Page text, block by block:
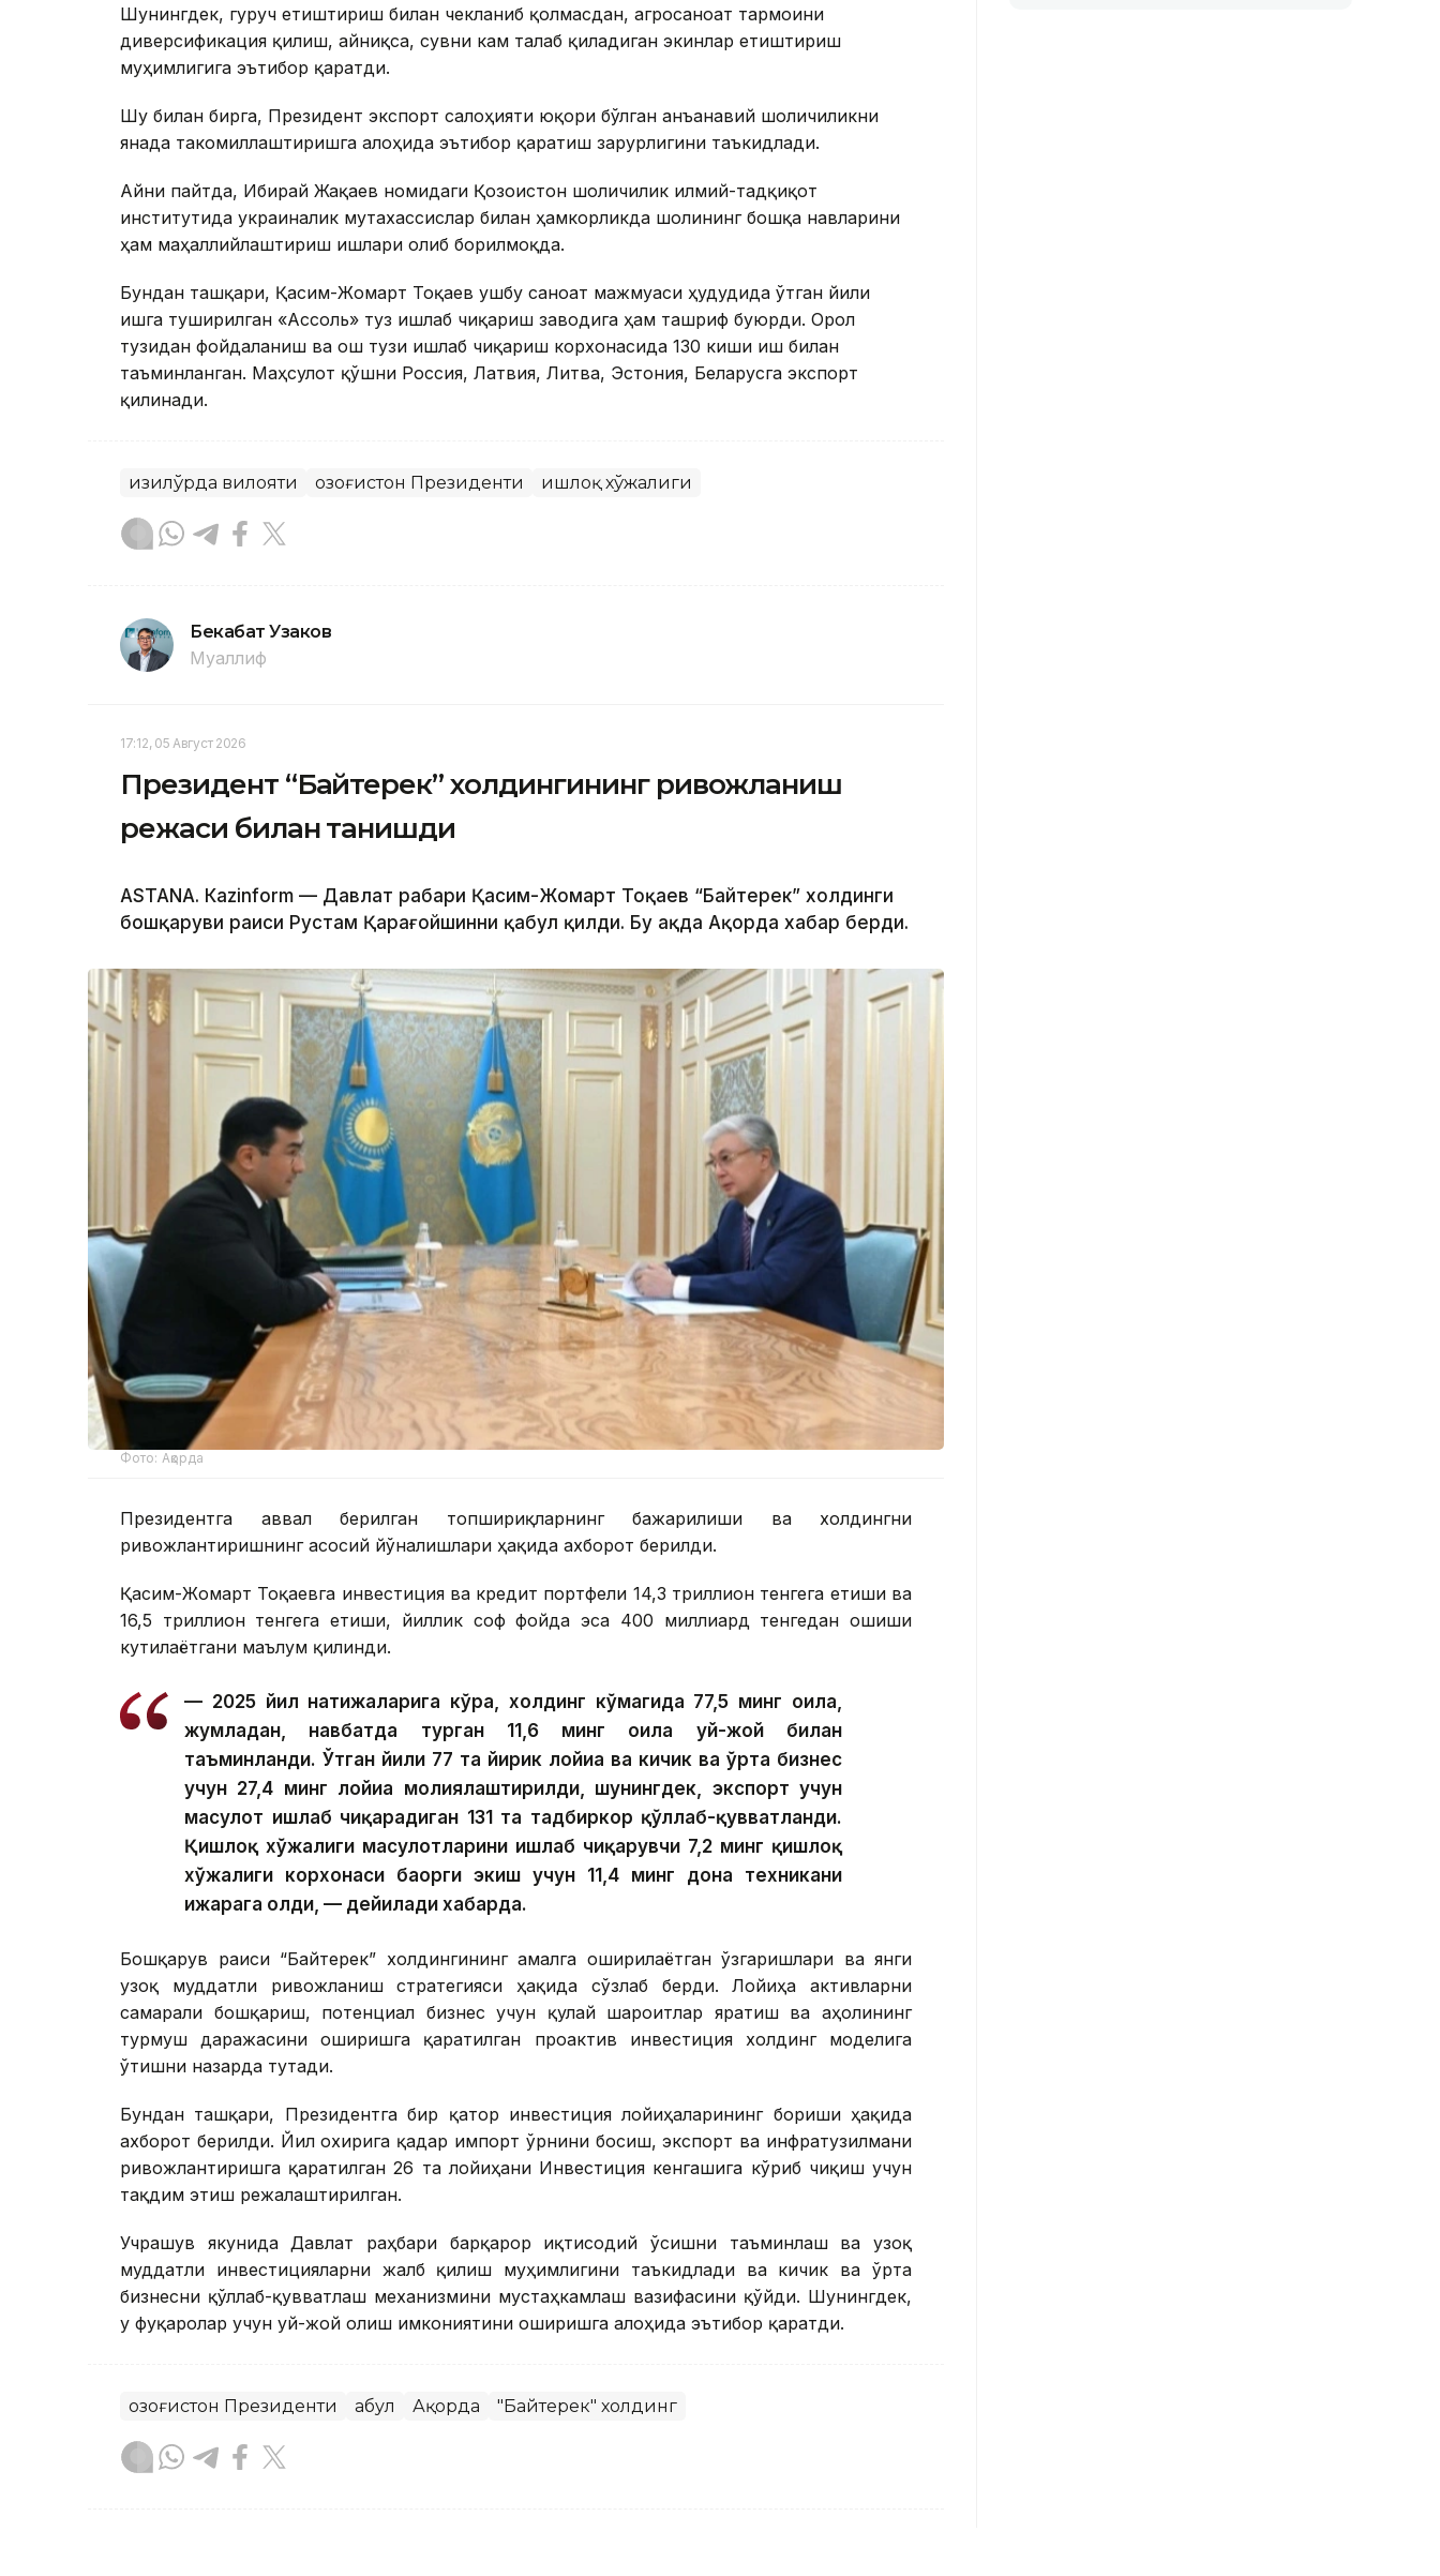
Шунингдек, гуруч етиштириш билан чекланиб қолмасдан, агросаноат тармоғини
диверсификация қилиш, айниқса, сувни кам талаб қиладиган экинлар етиштириш
муҳимлигига эътибор қаратди.
Шу билан бирга, Президент экспорт салоҳияти юқори бўлган анъанавий шоличиликни
янада такомиллаштиришга алоҳида эътибор қаратиш зарурлигини таъкидлади.
Айни пайтда, Ибирай Жақаев номидаги Қозоғистон шоличилик илмий-тадқиқот
институтида украиналик мутахассислар билан ҳамкорликда шолининг бошқа навларини
ҳам маҳаллийлаштириш ишлари олиб борилмоқда.
Бундан ташқари, Қасим-Жомарт Тоқаев ушбу саноат мажмуаси ҳудудида ўтган йили
ишга туширилган «Ассоль» туз ишлаб чиқариш заводига ҳам ташриф буюрди. Орол
тузидан фойдаланиш ва ош тузи ишлаб чиқариш корхонасида 130 киши иш билан
таъминланган. Маҳсулот қўшни Россия, Латвия, Литва, Эстония, Беларусга экспорт
қилинади.
Қизилўрда вилояти Қозоғистон Президенти Қишлоқ хўжалиги
Бекабат Узаков
Муаллиф
17:12, 05 Август 2026
Президент “Байтерек” холдингининг ривожланиш
режаси билан танишди
ASTANА. Каzinform — Давлат раҳбари Қасим-Жомарт Тоқаев “Байтерек” холдинги
бошқаруви раиси Рустам Қарағойшинни қабул қилди. Бу ҳақда Ақорда хабар берди.
Фото: Ақорда
Президентга аввал берилган топшириқларнинг бажарилиши ва холдингни
ривожлантиришнинг асосий йўналишлари ҳақида ахборот берилди.
Қасим-Жомарт Тоқаевга инвестиция ва кредит портфели 14,3 триллион тенгега етиши ва
16,5 триллион тенгега етиши, йиллик соф фойда эса 400 миллиард тенгедан ошиши
кутилаётгани маълум қилинди.
— 2025 йил натижаларига кўра, холдинг кўмагида 77,5 минг оила,
жумладан, навбатда турган 11,6 минг оила уй-жой билан
таъминланди. Ўтган йили 77 та йирик лойиҳа ва кичик ва ўрта бизнес
учун 27,4 минг лойиҳа молиялаштирилди, шунингдек, экспорт учун
маҳсулот ишлаб чиқарадиган 131 та тадбиркор қўллаб-қувватланди.
Қишлоқ хўжалиги маҳсулотларини ишлаб чиқарувчи 7,2 минг қишлоқ
хўжалиги корхонаси баҳорги экиш учун 11,4 минг дона техникани
ижарага олди, — дейилади хабарда.
Бошқарув раиси “Байтерек” холдингининг амалга оширилаётган ўзгаришлари ва янги
узоқ муддатли ривожланиш стратегияси ҳақида сўзлаб берди. Лойиҳа активларни
самарали бошқариш, потенциал бизнес учун қулай шароитлар яратиш ва аҳолининг
турмуш даражасини оширишга қаратилган проактив инвестиция холдинг моделига
ўтишни назарда тутади.
Бундан ташқари, Президентга бир қатор инвестиция лойиҳаларининг бориши ҳақида
ахборот берилди. Йил охирига қадар импорт ўрнини босиш, экспорт ва инфратузилмани
ривожлантиришга қаратилган 26 та лойиҳани Инвестиция кенгашига кўриб чиқиш учун
тақдим этиш режалаштирилган.
Учрашув якунида Давлат раҳбари барқарор иқтисодий ўсишни таъминлаш ва узоқ
муддатли инвестицияларни жалб қилиш муҳимлигини таъкидлади ва кичик ва ўрта
бизнесни қўллаб-қувватлаш механизмини мустаҳкамлаш вазифасини қўйди. Шунингдек,
у фуқаролар учун уй-жой олиш имкониятини оширишга алоҳида эътибор қаратди.
Қозоғистон Президенти Қабул Ақорда "Байтерек" холдинг